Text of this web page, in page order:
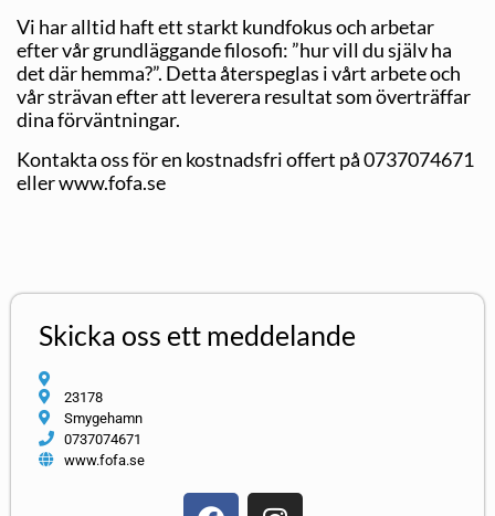
Vi har alltid haft ett starkt kundfokus och arbetar
efter vår grundläggande filosofi: ”hur vill du själv ha
det där hemma?”. Detta återspeglas i vårt arbete och
vår strävan efter att leverera resultat som överträffar
dina förväntningar.
Kontakta oss för en kostnadsfri offert på 0737074671
eller www.fofa.se
Skicka oss ett meddelande
23178
Smygehamn
0737074671
www.fofa.se